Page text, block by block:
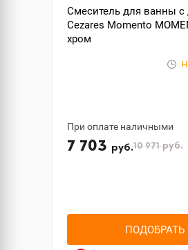
Смеситель для ванны
Cezares Momento
хром
При оплате наличными
7 703 руб.10 971руб.
ПОДОБРАТЬ